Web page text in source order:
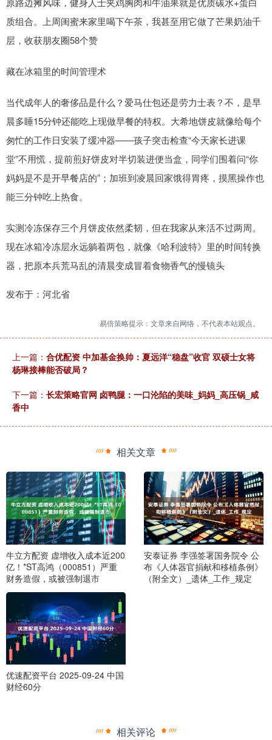
质组合。上周闺蜜来家里喝下午茶，我甚至用它做了芒果奶油千
层，收获朋友圈58个赞
藏在冰箱里的时间管理术
当代成年人的奢侈品是什么？爱马仕包还是劳力士表？不，是早
晨多睡15分钟还能吃上现做早餐的特权。大希地饼皮就像给每个
匆忙的工作日安装了缓冲器——孩子突击检查“今天家长进课
堂”不用慌，提前煎好饼皮对半切装进便当盒，同学们围着问“你
妈妈是不是开早餐店的”；加班到凌晨回家饿得胃疼，摸黑操作也
能三分钟吃上热食。
实测冷冻保存三个月饼皮依然柔韧，但在我家从来活不过两周。
现在冰箱冷冻层永远躺着两包，就像《哈利波特》里的时间转换
器，把原本兵荒马乱的清晨变成冒着食物香气的慢镜头
发布于：河北省
易倍策略提示：文章来自网络，不代表本站观点。
上一篇： 合优配资 中加基金换帅：夏远洋“稳盘”收官 双硕士女将
杨琳接棒能否破局？
下一篇： 长宏策略官网 卤鸭腿：一口沦陷的美味_妈妈_高压锅_咸
香中
相关文章
牛立方配资 虚增收入成本近200
亿！*ST高鸿（000851）严重
财务造假，或被强制退市
安泰证券 李强签署国务院令 公
布《人体器官捐献和移植条例》
（附全文）_遗体_工作_规定
优速配资平台 2025-09-24 中国
财经60分
相关评论